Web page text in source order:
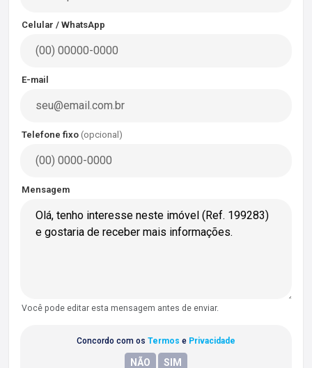
Celular / WhatsApp
E-mail
Telefone fixo (opcional)
Mensagem
Você pode editar esta mensagem antes de enviar.
Concordo com os Termos e Privacidade